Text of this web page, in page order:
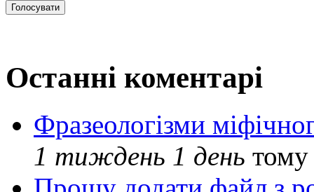
Останні коментарі
Фразеологізми
1 тиждень 1 день тому